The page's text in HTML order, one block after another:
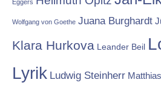
Eggers
Wolfgang von Goethe Juana Burghardt
Klara Hurkova Leander Beil
Lyrik Ludwig Steinherr